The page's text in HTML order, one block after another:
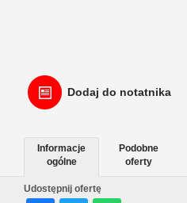
Dodaj do notatnika
Udostępnij ofertę
Informacje
ogólne
Podobne
oferty